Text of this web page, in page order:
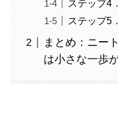
ステップ4
ステップ5
まとめ：ニー
は小さな一歩